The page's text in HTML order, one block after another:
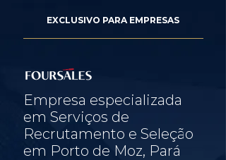
EXCLUSIVO PARA EMPRESAS
Empresa especializada
em Serviços de
Recrutamento e Seleção
em Porto de Moz, Pará